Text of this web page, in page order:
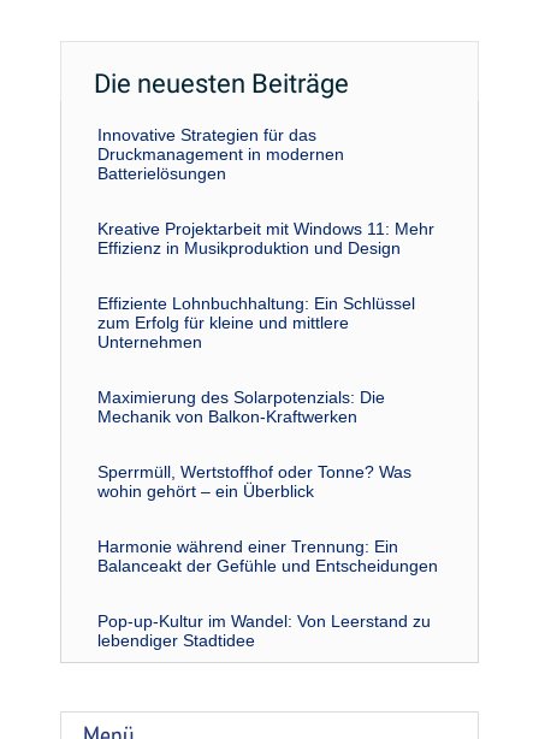
Die neuesten Beiträge
Innovative Strategien für das
Druckmanagement in modernen
Batterielösungen
Kreative Projektarbeit mit Windows 11: Mehr
Effizienz in Musikproduktion und Design
Effiziente Lohnbuchhaltung: Ein Schlüssel
zum Erfolg für kleine und mittlere
Unternehmen
Maximierung des Solarpotenzials: Die
Mechanik von Balkon-Kraftwerken
Sperrmüll, Wertstoffhof oder Tonne? Was
wohin gehört – ein Überblick
Harmonie während einer Trennung: Ein
Balanceakt der Gefühle und Entscheidungen
Pop-up-Kultur im Wandel: Von Leerstand zu
lebendiger Stadtidee